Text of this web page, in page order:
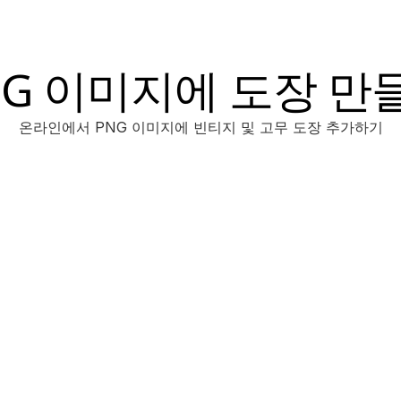
이미지에 도장 만
온라인에서 PNG 이미지에 빈티지 및 고무 도장 추가하기